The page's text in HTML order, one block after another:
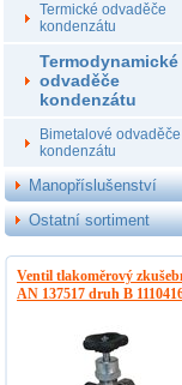
Termické odvaděče
kondenzátu
Termodynamické
odvaděče
kondenzátu
Bimetalové odvaděče
kondenzátu
Manopříslušenství
Ostatní sortiment
Ventil tlakoměrový
AN 137517 druh B